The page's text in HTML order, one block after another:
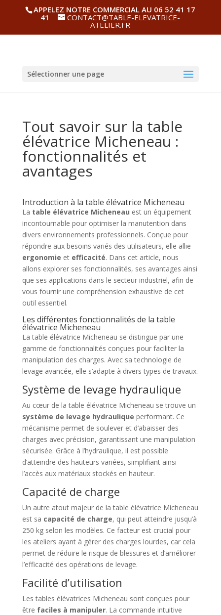
APPELEZ NOTRE COMMERCIAL AU 06 52 41 17
41
CONTACT@TABLE-ELEVATRICE-
ATELIER.FR
Sélectionner une page
Tout savoir sur la table
élévatrice Micheneau :
fonctionnalités et
avantages
Introduction à la table élévatrice Micheneau
La table élévatrice Micheneau est un équipement
incontournable pour optimiser la manutention dans
divers environnements professionnels. Conçue pour
répondre aux besoins variés des utilisateurs, elle allie
ergonomie et efficacité. Dans cet article, nous
allons explorer ses fonctionnalités, ses avantages ainsi
que ses applications dans le secteur industriel, afin de
vous fournir une compréhension exhaustive de cet
outil essentiel.
Les différentes fonctionnalités de la table
élévatrice Micheneau
La table élévatrice Micheneau se distingue par une
gamme de fonctionnalités conçues pour faciliter la
manipulation des charges. Avec sa technologie de
levage avancée, elle s’adapte à divers types de travaux.
Système de levage hydraulique
Au cœur de la table élévatrice Micheneau se trouve un
système de levage hydraulique performant. Ce
mécanisme permet de soulever et d’abaisser des
charges avec précision, garantissant une manipulation
sécurisée. Grâce à l’hydraulique, il est possible
d’atteindre des hauteurs variées, simplifiant ainsi
l’accès aux matériaux stockés en hauteur.
Capacité de charge
Un autre atout majeur de la table élévatrice Micheneau
est sa capacité de charge, qui peut atteindre jusqu’à
250 kg selon les modèles. Ce facteur est crucial pour
les ateliers ayant à gérer des charges lourdes, car cela
permet de réduire le risque de blessures et d’améliorer
l’efficacité des opérations de levage.
Facilité d’utilisation
Les tables élévatrices Micheneau sont conçues pour
être faciles à manipuler. La commande intuitive